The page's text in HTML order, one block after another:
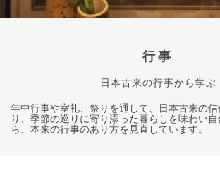
行事
日本古来の行事から学ぶ
年中行事や室礼、祭りを通して、日本古来の
り、季節の巡りに寄り添った暮らしを味わい
ら、本来の行事のあり方を見直しています。